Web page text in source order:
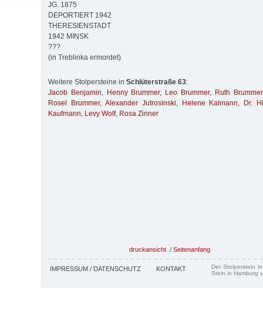
JG. 1875
DEPORTIERT 1942
THERESIENSTADT
1942 MINSK
???
(in Treblinka ermordet)
Weitere Stolpersteine in Schlüterstraße 63:
Jacob Benjamin, Henny Brummer, Leo Brummer, Ruth Brummer
Rosel Brummer, Alexander Jutrosinski, Helene Kalmann,
Dr.
Kaufmann, Levy Wolf, Rosa Zinner
druckansicht / Seitenanfang
IMPRESSUM / DATENSCHUTZ KONTAKT
Der Stolperstein
Stein in Hamburg